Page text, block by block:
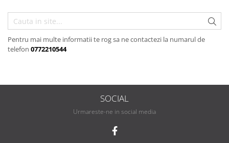
Pentru mai multe informatii te rog sa ne contactezi la numarul de
telefon 0772210544
SOCIAL
Urmareste-ne in social media